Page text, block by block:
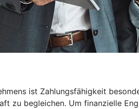
ist Zahlungsfähigkeit
zu begleichen. Um finanzielle